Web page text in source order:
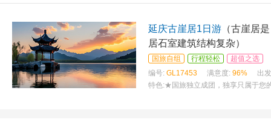
延庆古崖居1日游 （古崖居
居石室建筑结构复杂）
国旅自组 行程轻松
超值之选
编号: GL17453 满意度: 96%
出
特色:★国旅独立成团，独享只属于您